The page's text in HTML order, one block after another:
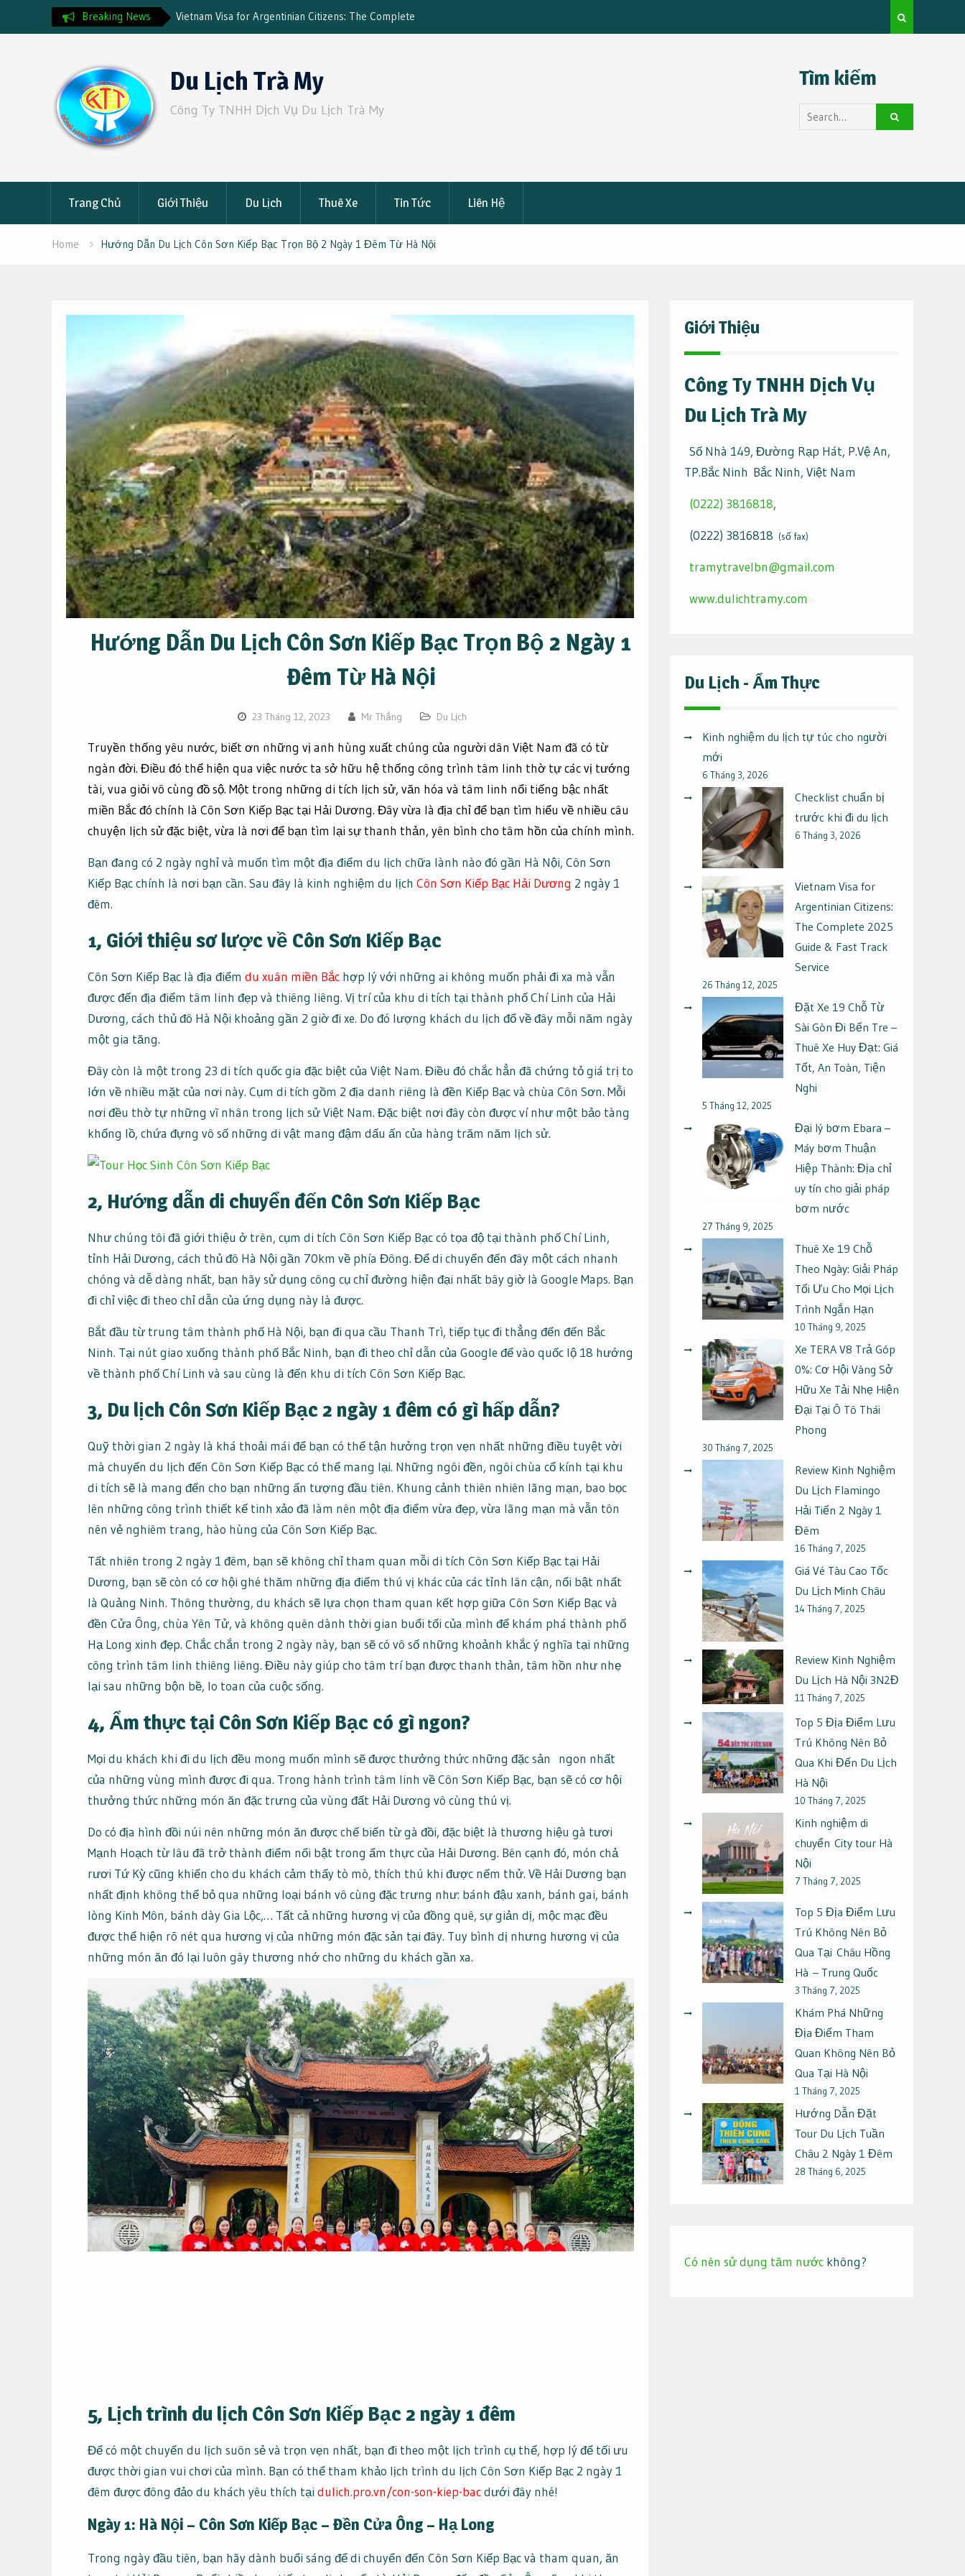
Breaking News
Vietnam Visa for Argentinian Citizens: The Complete
2025 Guide & Fast Track Service
Đặt Xe 19 Chỗ Từ Sài Gòn Đi Bến Tre – Thuê Xe Huy
Đạt: Giá Tốt, An Toàn, Tiện Nghi
Du Lịch Trà My
Công Ty TNHH Dịch Vụ Du Lịch Trà My
Tìm kiếm
Search
for:
Trang Chủ Giới Thiệu Du Lịch Thuê Xe Tin Tức Liên Hệ
Home Hướng Dẫn Du Lịch Côn Sơn Kiếp Bạc Trọn Bộ 2 Ngày 1 Đêm Từ Hà Nội
Hướng Dẫn Du Lịch Côn Sơn Kiếp Bạc Trọn Bộ 2 Ngày 1
Đêm Từ Hà Nội
23 Tháng 12, 2023 Mr Thắng Du Lịch
Truyền thống yêu nước, biết ơn những vị anh hùng xuất chúng của người dân Việt Nam đã có từ
ngàn đời. Điều đó thể hiện qua việc nước ta sở hữu hệ thống công trình tâm linh thờ tự các vị tướng
tài, vua giỏi vô cùng đồ sộ. Một trong những di tích lịch sử, văn hóa và tâm linh nổi tiếng bậc nhất
miền Bắc đó chính là Côn Sơn Kiếp Bạc tại Hải Dương. Đây vừa là địa chỉ để bạn tìm hiểu về nhiều câu
chuyện lịch sử đặc biệt, vừa là nơi để bạn tìm lại sự thanh thản, yên bình cho tâm hồn của chính mình.
Bạn đang có 2 ngày nghỉ và muốn tìm một địa điểm du lịch chữa lành nào đó gần Hà Nội, Côn Sơn
Kiếp Bạc chính là nơi bạn cần. Sau đây là kinh nghiệm du lịch Côn Sơn Kiếp Bạc Hải Dương 2 ngày 1
đêm.
1, Giới thiệu sơ lược về Côn Sơn Kiếp Bạc
Côn Sơn Kiếp Bạc là địa điểm du xuân miền Bắc hợp lý với những ai không muốn phải đi xa mà vẫn
được đến địa điểm tâm linh đẹp và thiêng liêng. Vị trí của khu di tích tại thành phố Chí Linh của Hải
Dương, cách thủ đô Hà Nội khoảng gần 2 giờ đi xe. Do đó lượng khách du lịch đổ về đây mỗi năm ngày
một gia tăng.
Đây còn là một trong 23 di tích quốc gia đặc biệt của Việt Nam. Điều đó chắc hẳn đã chứng tỏ giá trị to
lớn về nhiều mặt của nơi này. Cụm di tích gồm 2 địa danh riêng là đền Kiếp Bạc và chùa Côn Sơn. Mỗi
nơi đều thờ tự những vĩ nhân trong lịch sử Việt Nam. Đặc biệt nơi đây còn được ví như một bảo tàng
khổng lồ, chứa đựng vô số những di vật mang đậm dấu ấn của hàng trăm năm lịch sử.
2, Hướng dẫn di chuyển đến Côn Sơn Kiếp Bạc
Như chúng tôi đã giới thiệu ở trên, cụm di tích Côn Sơn Kiếp Bạc có tọa độ tại thành phố Chí Linh,
tỉnh Hải Dương, cách thủ đô Hà Nội gần 70km về phía Đông. Để di chuyển đến đây một cách nhanh
chóng và dễ dàng nhất, bạn hãy sử dụng công cụ chỉ đường hiện đại nhất bây giờ là Google Maps. Bạn
đi chỉ việc đi theo chỉ dẫn của ứng dụng này là được.
Bắt đầu từ trung tâm thành phố Hà Nội, bạn đi qua cầu Thanh Trì, tiếp tục đi thẳng đến đến Bắc
Ninh. Tại nút giao xuống thành phố Bắc Ninh, bạn đi theo chỉ dẫn của Google để vào quốc lộ 18 hướng
về thành phố Chí Linh và sau cùng là đến khu di tích Côn Sơn Kiếp Bạc.
3, Du lịch Côn Sơn Kiếp Bạc 2 ngày 1 đêm có gì hấp dẫn?
Quỹ thời gian 2 ngày là khá thoải mái để bạn có thể tận hưởng trọn vẹn nhất những điều tuyệt vời
mà chuyến du lịch đến Côn Sơn Kiếp Bạc có thể mang lại. Những ngôi đền, ngôi chùa cổ kính tại khu
di tích sẽ là mang đến cho bạn những ấn tượng đầu tiên. Khung cảnh thiên nhiên lãng mạn, bao bọc
lên những công trình thiết kế tinh xảo đã làm nên một địa điểm vừa đẹp, vừa lãng mạn mà vẫn tôn
nên vẻ nghiêm trang, hào hùng của Côn Sơn Kiếp Bạc.
Tất nhiên trong 2 ngày 1 đêm, bạn sẽ không chỉ tham quan mỗi di tích Côn Sơn Kiếp Bạc tại Hải
Dương, bạn sẽ còn có cơ hội ghé thăm những địa điểm thú vị khác của các tỉnh lân cận, nổi bật nhất
là Quảng Ninh. Thông thường, du khách sẽ lựa chọn tham quan kết hợp giữa Côn Sơn Kiếp Bạc và
đền Cửa Ông, chùa Yên Tử, và không quên dành thời gian buổi tối của mình để khám phá thành phố
Hạ Long xinh đẹp. Chắc chắn trong 2 ngày này, bạn sẽ có vô số những khoảnh khắc ý nghĩa tại những
công trình tâm linh thiêng liêng. Điều này giúp cho tâm trí bạn được thanh thản, tâm hồn như nhẹ
lại sau những bộn bề, lo toan của cuộc sống.
4, Ẩm thực tại Côn Sơn Kiếp Bạc có gì ngon?
Mọi du khách khi đi du lịch đều mong muốn mình sẽ được thưởng thức những đặc sản ngon nhất
của những vùng mình được đi qua. Trong hành trình tâm linh về Côn Sơn Kiếp Bạc, bạn sẽ có cơ hội
thưởng thức những món ăn đặc trưng của vùng đất Hải Dương vô cùng thú vị.
Do có địa hình đồi núi nên những món ăn được chế biến từ gà đồi, đặc biệt là thương hiệu gà tươi
Mạnh Hoạch từ lâu đã trở thành điểm nổi bật trong ẩm thực của Hải Dương. Bên cạnh đó, món chả
rươi Tứ Kỳ cũng khiến cho du khách cảm thấy tò mò, thích thú khi được nếm thử. Về Hải Dương bạn
nhất định không thể bỏ qua những loại bánh vô cùng đặc trưng như: bánh đậu xanh, bánh gai, bánh
lòng Kinh Môn, bánh dày Gia Lộc,… Tất cả những hương vị của đồng quê, sự giản dị, mộc mạc đều
được thể hiện rõ nét qua hương vị của những món đặc sản tại đây. Tuy bình dị nhưng hương vị của
những món ăn đó lại luôn gây thương nhớ cho những du khách gần xa.
5, Lịch trình du lịch Côn Sơn Kiếp Bạc 2 ngày 1 đêm
Để có một chuyến du lịch suôn sẻ và trọn vẹn nhất, bạn đi theo một lịch trình cụ thể, hợp lý để tối ưu
được thời gian vui chơi của mình. Bạn có thể tham khảo lịch trình du lịch Côn Sơn Kiếp Bạc 2 ngày 1
đêm được đông đảo du khách yêu thích tại dulich.pro.vn/con-son-kiep-bacdưới đây nhé!
Ngày 1: Hà Nội – Côn Sơn Kiếp Bạc – Đền Cửa Ông – Hạ Long
Trong ngày đầu tiên, bạn hãy dành buổi sáng để di chuyển đến Côn Sơn Kiếp Bạc và tham quan, ăn
Giới Thiệu
Công Ty TNHH Dịch Vụ
Du Lịch Trà My
Số Nhà 149, Đường Rạp Hát, P.Vệ An,
TP.Bắc Ninh Bắc Ninh, Việt Nam
(0222) 3816818,
(0222) 3816818 (số fax)
tramytravelbn@gmail.com
www.dulichtramy.com
Du Lịch - Ẩm Thực
Kinh nghiệm du lịch tự túc cho người
mới
6 Tháng 3, 2026
Checklist chuẩn bị
trước khi đi du lịch
6 Tháng 3, 2026
Vietnam Visa for
Argentinian Citizens:
The Complete 2025
Guide & Fast Track
Service
26 Tháng 12, 2025
Đặt Xe 19 Chỗ Từ
Sài Gòn Đi Bến Tre –
Thuê Xe Huy Đạt: Giá
Tốt, An Toàn, Tiện
Nghi
5 Tháng 12, 2025
Đại lý bơm Ebara –
Máy bơm Thuận
Hiệp Thành: Địa chỉ
uy tín cho giải pháp
bơm nước
27 Tháng 9, 2025
Thuê Xe 19 Chỗ
Theo Ngày: Giải Pháp
Tối Ưu Cho Mọi Lịch
Trình Ngắn Hạn
10 Tháng 9, 2025
Xe TERA V8 Trả Góp
0%: Cơ Hội Vàng Sở
Hữu Xe Tải Nhẹ Hiện
Đại Tại Ô Tô Thái
Phong
30 Tháng 7, 2025
Review Kinh Nghiệm
Du Lịch Flamingo
Hải Tiến 2 Ngày 1
Đêm
16 Tháng 7, 2025
Giá Vé Tàu Cao Tốc
Du Lịch Minh Châu
14 Tháng 7, 2025
Review Kinh Nghiệm
Du Lịch Hà Nội 3N2Đ
11 Tháng 7, 2025
Top 5 Địa Điểm Lưu
Trú Không Nên Bỏ
Qua Khi Đến Du Lịch
Hà Nội
10 Tháng 7, 2025
Kinh nghiệm di
chuyển City tour Hà
Nội
7 Tháng 7, 2025
Top 5 Địa Điểm Lưu
Trú Không Nên Bỏ
Qua Tại Châu Hồng
Hà – Trung Quốc
3 Tháng 7, 2025
Khám Phá Những
Địa Điểm Tham
Quan Không Nên Bỏ
Qua Tại Hà Nội
1 Tháng 7, 2025
Hướng Dẫn Đặt
Tour Du Lịch Tuần
Châu 2 Ngày 1 Đêm
28 Tháng 6, 2025
Có nên sử dụng tăm nước không?